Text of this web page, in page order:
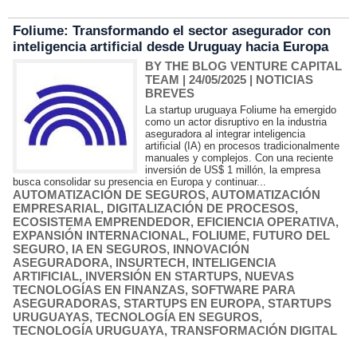
Foliume: Transformando el sector asegurador con
inteligencia artificial desde Uruguay hacia Europa
BY THE BLOG VENTURE CAPITAL
TEAM | 24/05/2025 | NOTICIAS
BREVES
La startup uruguaya Foliume ha emergido
como un actor disruptivo en la industria
aseguradora al integrar inteligencia
artificial (IA) en procesos tradicionalmente
manuales y complejos. Con una reciente
inversión de US$ 1 millón, la empresa
busca consolidar su presencia en Europa y continuar...
AUTOMATIZACIÓN DE SEGUROS, AUTOMATIZACIÓN
EMPRESARIAL, DIGITALIZACIÓN DE PROCESOS,
ECOSISTEMA EMPRENDEDOR, EFICIENCIA OPERATIVA,
EXPANSIÓN INTERNACIONAL, FOLIUME, FUTURO DEL
SEGURO, IA EN SEGUROS, INNOVACIÓN
ASEGURADORA, INSURTECH, INTELIGENCIA
ARTIFICIAL, INVERSIÓN EN STARTUPS, NUEVAS
TECNOLOGÍAS EN FINANZAS, SOFTWARE PARA
ASEGURADORAS, STARTUPS EN EUROPA, STARTUPS
URUGUAYAS, TECNOLOGÍA EN SEGUROS,
TECNOLOGÍA URUGUAYA, TRANSFORMACIÓN DIGITAL